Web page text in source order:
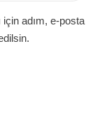
için adım, e-posta